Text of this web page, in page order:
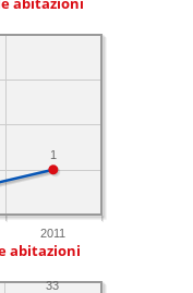
abitazioni
2011
1
abitazioni
33